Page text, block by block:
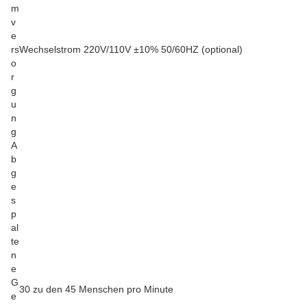
m
v
e
rs
o
r
g
u
n
g
Wechselstrom 220V/110V ±10% 50/60HZ (optional)
A
b
g
e
s
p
al
te
n
e
G
e
30 zu den 45 Menschen pro Minute